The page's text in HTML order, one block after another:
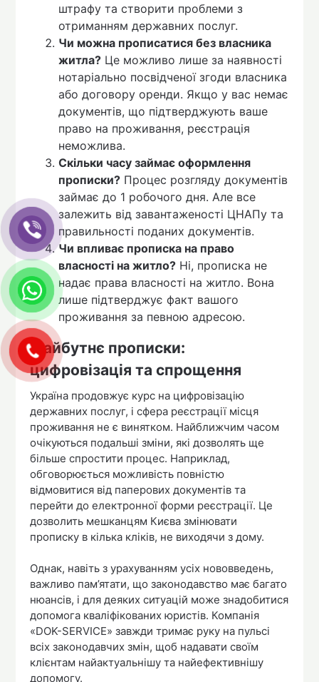
штрафу та створити проблеми з
отриманням державних послуг.
Чи можна прописатися без власника
житла? Це можливо лише за наявності
нотаріально посвідченої згоди власника
або договору оренди. Якщо у вас немає
документів, що підтверджують ваше
право на проживання, реєстрація
неможлива.
Скільки часу займає оформлення
прописки? Процес розгляду документів
займає до 1 робочого дня. Але все
залежить від завантаженості ЦНАПу та
правильності поданих документів.
Чи впливає прописка на право
власності на житло? Ні, прописка не
надає права власності на житло. Вона
лише підтверджує факт вашого
проживання за певною адресою.
Майбутнє прописки:
цифровізація та спрощення
Україна продовжує курс на цифровізацію
державних послуг, і сфера реєстрації місця
проживання не є винятком. Найближчим часом
очікуються подальші зміни, які дозволять ще
більше спростити процес. Наприклад,
обговорюється можливість повністю
відмовитися від паперових документів та
перейти до електронної форми реєстрації. Це
дозволить мешканцям Києва змінювати
прописку в кілька кліків, не виходячи з дому.
Однак, навіть з урахуванням усіх нововведень,
важливо пам’ятати, що законодавство має багато
нюансів, і для деяких ситуацій може знадобитися
допомога кваліфікованих юристів. Компанія
«DOK-SERVICE» завжди тримає руку на пульсі
всіх законодавчих змін, щоб надавати своїм
клієнтам найактуальнішу та найефективнішу
допомогу.